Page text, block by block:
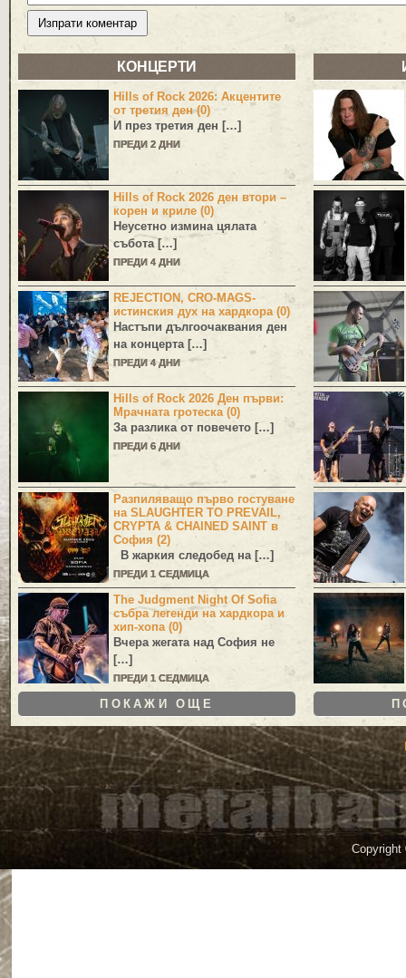
КОНЦЕРТИ
Hills of Rock 2026: Акцентите
от третия ден (0)
И през третия ден […]
ПРЕДИ 2 ДНИ
Hills of Rock 2026 ден втори –
корен и криле (0)
Неусетно измина цялата
събота […]
ПРЕДИ 4 ДНИ
REJECTION, CRO-MAGS-
истинския дух на хардкора (0)
Настъпи дългоочаквания ден
на концерта […]
ПРЕДИ 4 ДНИ
Hills of Rock 2026 Ден първи:
Мрачната гротеска (0)
За разлика от повечето […]
ПРЕДИ 6 ДНИ
Разпиляващо първо гостуване
на SLAUGHTER TO PREVAIL,
CRYPTA & CHAINED SAINT в
София (2)
В жаркия следобед на […]
ПРЕДИ 1 СЕДМИЦА
The Judgment Night Of Sofia
събра легенди на хардкора и
хип-хопа (0)
Вчера жегата над София не
[…]
ПРЕДИ 1 СЕДМИЦА
ПОКАЖИ ОЩЕ